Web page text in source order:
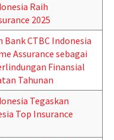
Raih
2025
CTBC Indonesia
Assurance sebagai
Finansial
Tahunan
Tegaskan
Top Insurance